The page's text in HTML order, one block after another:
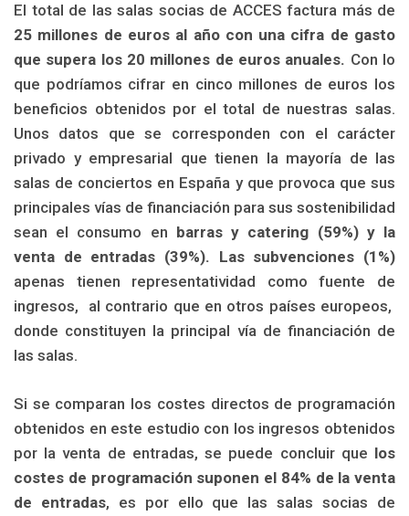
El total de las salas socias de ACCES factura más de
25 millones de euros al año con una cifra de gasto
que supera los 20 millones de euros anuales. Con lo
que podríamos cifrar en cinco millones de euros los
beneficios obtenidos por el total de nuestras salas.
Unos datos que se corresponden con el carácter
privado y empresarial que tienen la mayoría de las
salas de conciertos en España y que provoca que sus
principales vías de financiación para sus sostenibilidad
sean el consumo en barras y catering (59%) y la
venta de entradas (39%). Las subvenciones (1%)
apenas tienen representatividad como fuente de
ingresos,
al contrario que en otros países europeos,
donde constituyen la principal vía de financiación de
las salas.
Si se comparan los costes directos de programación
obtenidos en este estudio con los ingresos obtenidos
por la venta de entradas, se puede concluir que los
costes de programación suponen el 84% de la venta
de entradas, es por ello que las salas socias de